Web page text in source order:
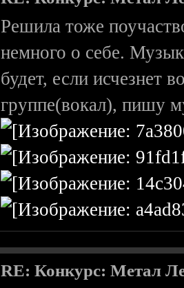
Решила тоже
немного о себе.
будет, если исчезнет
группе(вокал), пишу
RE: Конкурс: Метал